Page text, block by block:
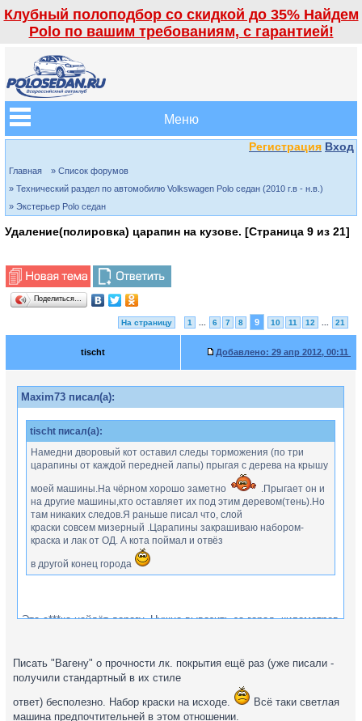
Клубный полоподбор со скидкой до 35% Найдем
Polo по вашим требованиям, с гарантией!
Меню
Регистрация Вход
Главная
» Список форумов
» Технический раздел по автомобилю Volkswagen Polo седан (2010 г.в - н.в.)
» Экстерьер Polo седан
Удаление(полировка) царапин на кузове. [Страница 9 из 21]
Поделиться…
На страницу 1 6 7 8 9 10 11 12 21
tischt Добавлено: 29 апр 2012, 00:11
Maxim73 писал(а):
tischt писал(а):
Намедни дворовый кот оставил следы торможения (по три
царапины от каждой передней лапы) прыгая с дерева на крышу
моей машины.На чёрном хорошо заметно
.Прыгает он и
на другие машины,кто оставляет их под этим деревом(тень).Но
там никаких следов.Я раньше писал что, слой
краски совсем мизерный .Царапины закрашиваю набором-
краска и лак от ОД. А кота поймал и отвёз
в другой конец города
Эта с***ка найдёт дорогу. Нужно вывозить за город, километров
Писать "Вагену" о прочности лк. покрытия ещё раз (уже писали -
получили стандартный в их стиле
ответ) бесполезно. Набор краски на исходе.
Всё таки светлая
машина предпочтительней в этом отношении.